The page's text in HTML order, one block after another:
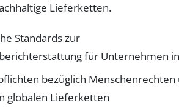
Lieferketten.
Standards zur
für Unternehmen
bezüglich Menschenrechten
globalen Lieferketten